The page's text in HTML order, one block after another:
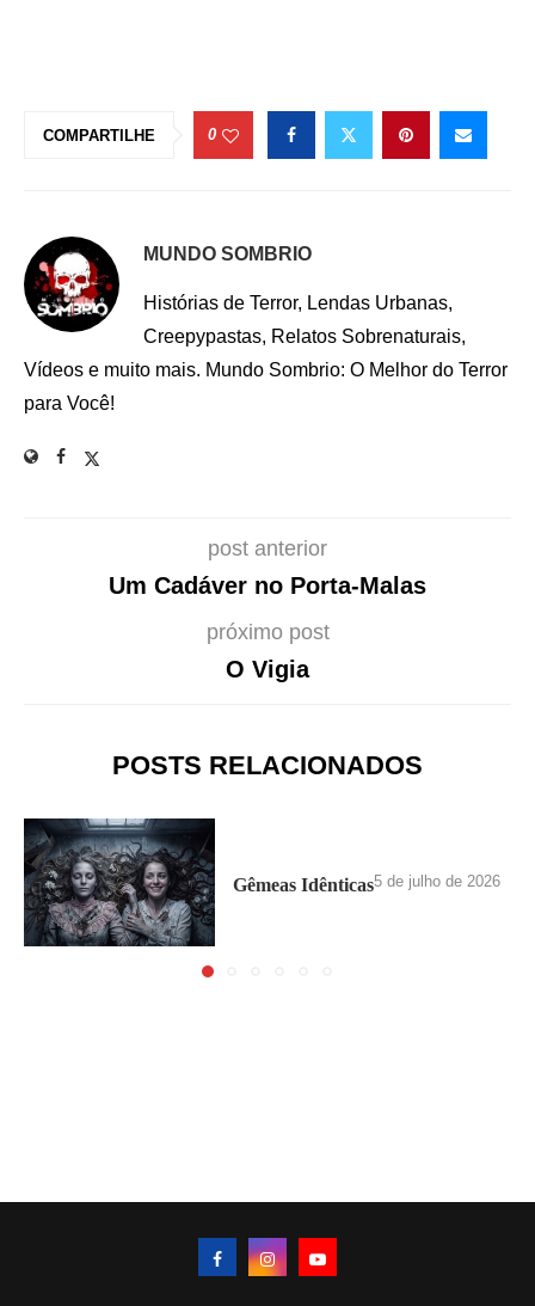
COMPARTILHE 0
MUNDO SOMBRIO
Histórias de Terror, Lendas Urbanas,
Creepypastas, Relatos Sobrenaturais,
Vídeos e muito mais. Mundo Sombrio: O Melhor do Terror
para Você!
post anterior
Um Cadáver no Porta-Malas
próximo post
O Vigia
POSTS RELACIONADOS
Gêmeas Idênticas5 de julho de 2026